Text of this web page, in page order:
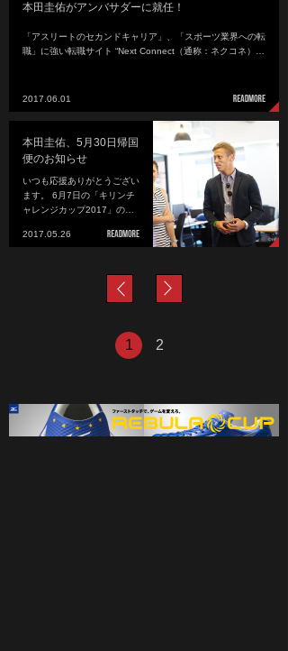
本田圭佑がアンバサダーに就任！
「アスリートのセカンドキャリア」、「スポーツ業界への転
職」に強い転職サイト “Next Connect（通称：ネクコネ）…
2017.06.01
本田圭佑、5月30日帰国
便のお知らせ
いつも応援ありがとうござい
ます。 6月7日の「キリンチ
ャレンジカップ2017」の…
2017.05.26
1 2